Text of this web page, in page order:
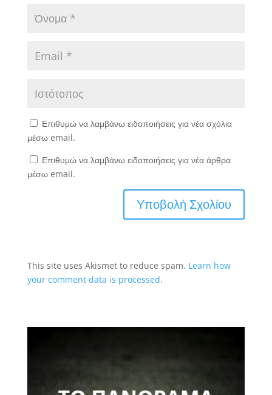
Επιθυμώ να λαμβάνω ειδοποιήσεις για νέα σχόλια
μέσω email.
Επιθυμώ να λαμβάνω ειδοποιήσεις για νέα άρθρα
μέσω email.
This site uses Akismet to reduce spam. Learn how
your comment data is processed.